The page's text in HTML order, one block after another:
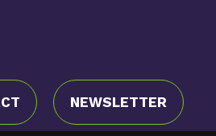
NEWSLETTER